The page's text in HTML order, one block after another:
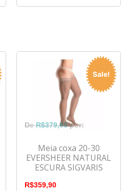
Sale!
Meia coxa 20-30
EVERSHEER NATURAL
ESCURA SIGVARIS
R$379,90
R$359,90